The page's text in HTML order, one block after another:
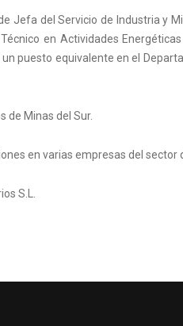
Jefa del Servicio de Industria y
en Actividades
puesto equivalente en el
de Minas del Sur.
en varias empresas del sector
S.L.